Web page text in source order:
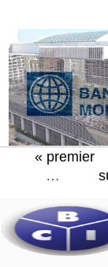
Pages« premier
…